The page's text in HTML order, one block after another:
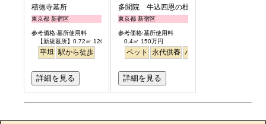
積徳寺墓所
東京都 新宿区
参考価格:墓所使用料
【新規墓所】0.72㎡ 120万円
平坦 駅から徒歩
詳細を見る
多聞院 牛込四恩の杜
東京都 新宿区
参考価格:墓所使用料
0.4㎡ 150万円
ペット 永代供養 バリアフリー
詳細を見る